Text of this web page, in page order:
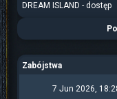
DREAM ISLAND - dostęp
Zabójstwa
7 Jun 2026,